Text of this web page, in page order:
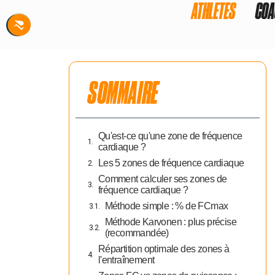
ATHLETES
SOMMAIRE
Qu'est-ce qu'une zone de fréquence
cardiaque ?
Les 5 zones de fréquence cardiaque
Comment calculer ses zones de
fréquence cardiaque ?
Méthode simple : % de FCmax
Méthode Karvonen : plus précise
(recommandée)
Répartition optimale des zones à
l'entraînement